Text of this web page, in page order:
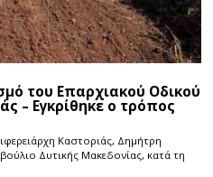
του Επαρχιακού Οδικού
– Εγκρίθηκε ο τρόπος
Καστοριάς, Δημήτρη
Δυτικής Μακεδονίας, κατά τη